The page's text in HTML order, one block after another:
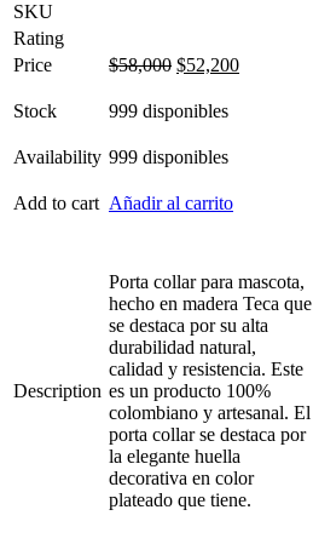
SKU
Rating
Price
$58,000 $52,200
Stock 999 disponibles
Availability 999 disponibles
Add to cart Añadir al carrito
Description
Porta collar para mascota,
hecho en madera Teca que
se destaca por su alta
durabilidad natural,
calidad y resistencia. Este
es un producto 100%
colombiano y artesanal. El
porta collar se destaca por
la elegante huella
decorativa en color
plateado que tiene.